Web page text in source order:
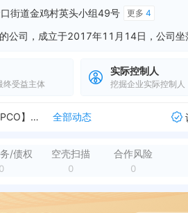
街道金鸡村英头小组49号 更多 4
终受益主体
实际控制人
挖掘企业实际控制人
新增中标候选，龙江镇矿山遗址生态旅游融合项目施工图设计、施工总承包及运营服务【EPCO】评标公示 中标金额：273258642.98元 招采单位：龙门县龙...
全部动态
全部动态
全部动态
新增开庭公告，案由：合同纠纷 原告：惠州市正达安防服务有限公司 被告：惠州市丰汇房地产开发有限公司 法院：惠州市惠阳区人民法院 开庭时间：2025-02-26
全部动态
/债权
0
空壳扫描
0
合作风险
0